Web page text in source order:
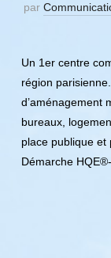
par
Un 1er centre
région
d’aménagement
bureaux,
place publique et
Démarche